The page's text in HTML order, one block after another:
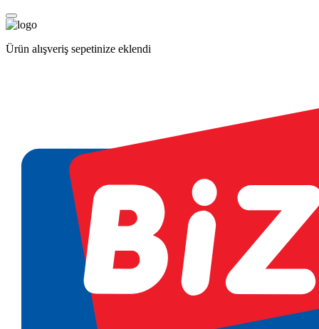
Ürün alışveriş sepetinize eklendi